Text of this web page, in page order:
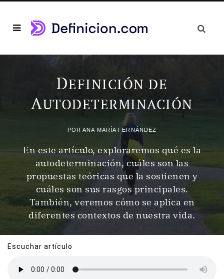
DEFINICIÓN DE
AUTODETERMINACIÓN
PORANA MARÍA FERNÁNDEZ
En este artículo, exploraremos qué es la
autodeterminación, cuáles son las
propuestas teóricas que la sostienen y
cuáles son sus rasgos principales.
También, veremos cómo se aplica en
diferentes contextos de nuestra vida.
Escuchar artículo